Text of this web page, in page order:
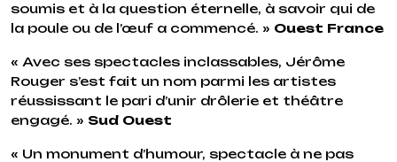
soumis et à la question éternelle, à savoir qui de
la poule ou de l’œuf a commencé. » Ouest France
« Avec ses spectacles inclassables, Jérôme
Rouger s’est fait un nom parmi les artistes
réussissant le pari d’unir drôlerie et théâtre
engagé. » Sud Ouest
« Un monument d’humour, spectacle à ne pas